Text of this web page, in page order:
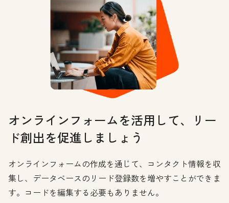
オンラインフォームを活用して、リー
ド創出を促進しましょう
オンラインフォームの作成を通じて、コンタクト情報を収
集し、データベースのリード登録数を増やすことができま
す。コードを編集する必要もありません。